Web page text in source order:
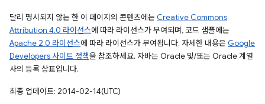
달리 명시되지 않는 한 이 페이지의 콘텐츠에는 Creative Commons
Attribution 4.0 라이선스에 따라 라이선스가 부여되며, 코드 샘플에는
Apache 2.0 라이선스에 따라 라이선스가 부여됩니다. 자세한 내용은 Google
Developers 사이트 정책을 참조하세요. 자바는 Oracle 및/또는 Oracle 계열
사의 등록 상표입니다.
최종 업데이트: 2014-02-14(UTC)